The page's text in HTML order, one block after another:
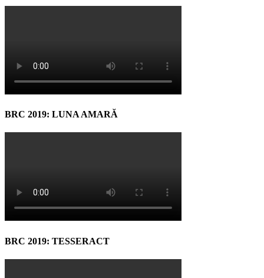
BRC 2019: LUNA AMARĂ
BRC 2019: TESSERACT